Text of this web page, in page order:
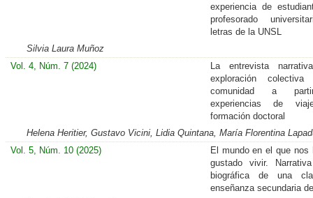
experiencia de
profesorado
letras de la UNSL
Silvia Laura Muñoz
Vol. 4, Núm. 7 (2024)
La entrevista
exploración
comunidad a
experiencias de
formación doctoral
Helena Heritier, Gustavo Vicini, Lidia Quintana, María Florentina
Vol. 5, Núm. 10 (2025)
El mundo en el que nos
gustado vivir.
biográfica de una
enseñanza secundaria